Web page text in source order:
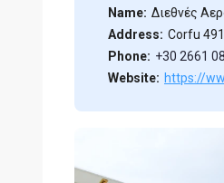
Name: Διεθνές
Address: Corfu
Phone: +30 2661
Website: https://